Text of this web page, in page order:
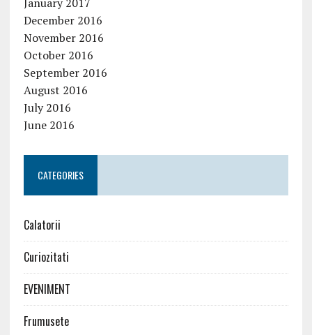
December 2016
November 2016
October 2016
September 2016
August 2016
July 2016
June 2016
CATEGORIES
Calatorii
Curiozitati
EVENIMENT
Frumusete